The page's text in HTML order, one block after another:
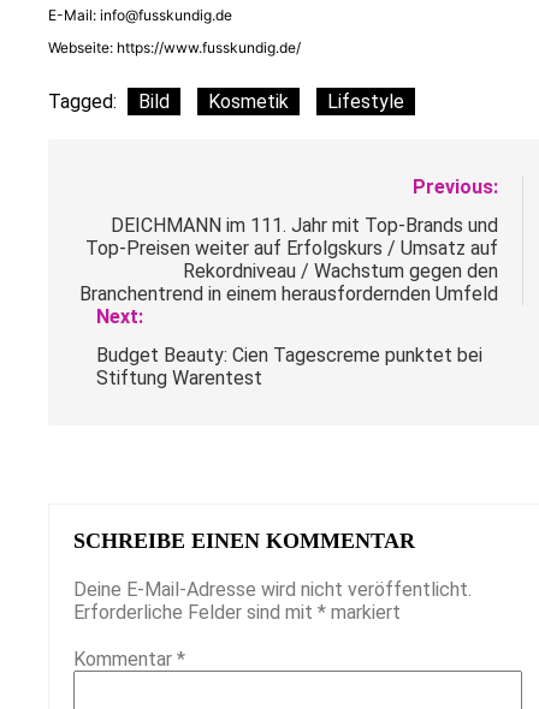
E-Mail: info@fusskundig.de
Webseite: https://www.fusskundig.de/
Tagged: Bild Kosmetik Lifestyle
Previous:
DEICHMANN im 111. Jahr mit Top-Brands und
Top-Preisen weiter auf Erfolgskurs / Umsatz auf
Rekordniveau / Wachstum gegen den
Branchentrend in einem herausfordernden Umfeld
Next:
Budget Beauty: Cien Tagescreme punktet bei
Stiftung Warentest
SCHREIBE EINEN KOMMENTAR
Deine E-Mail-Adresse wird nicht veröffentlicht.
Erforderliche Felder sind mit * markiert
Kommentar *